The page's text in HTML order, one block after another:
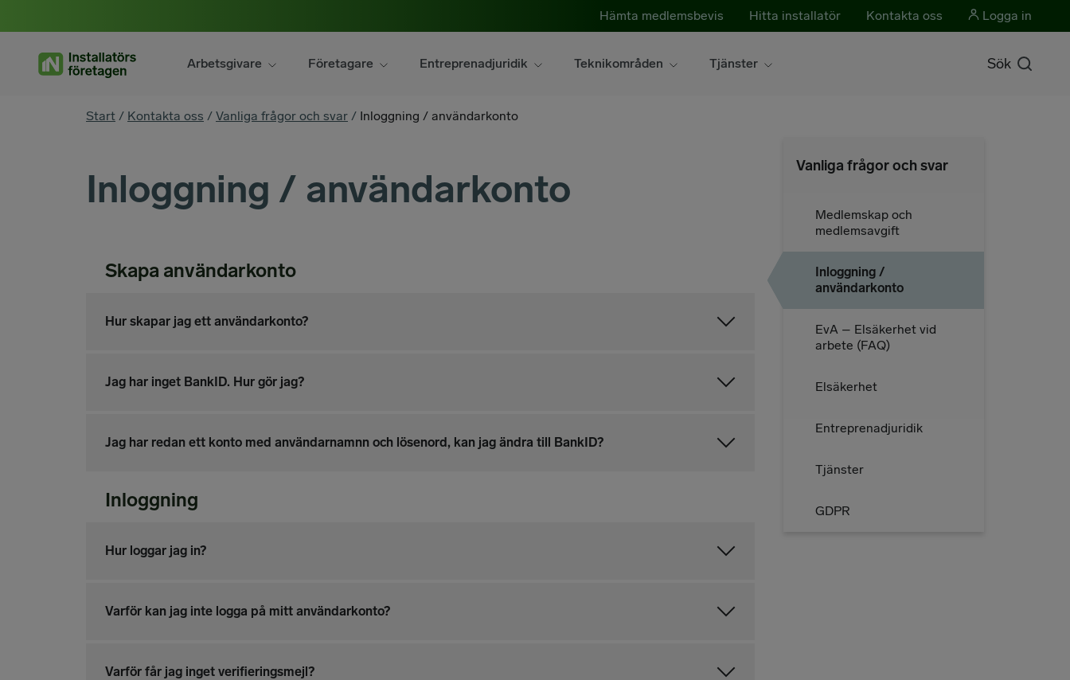
Hämta medlemsbevis Hitta installatör Kontakta oss Logga in
Arbetsgivare Företagare Entreprenadjuridik Teknikområden Tjänster Sök
You
Start / Kontakta oss / Vanliga frågor och svar / Inloggning / användarkonto
Inloggning / användarkonto
Skapa användarkonto
Hur skapar jag ett användarkonto?
Jag har inget BankID. Hur gör jag?
Jag har redan ett konto med användarnamnn och lösenord, kan jag ändra till BankID?
Inloggning
Hur loggar jag in?
Varför kan jag inte logga på mitt användarkonto?
Varför får jag inget verifieringsmejl?
Vanliga frågor och svar
Medlemskap och
medlemsavgift
Inloggning /
användarkonto
EvA – Elsäkerhet vid
arbete (FAQ)
Elsäkerhet
Entreprenadjuridik
Tjänster
GDPR